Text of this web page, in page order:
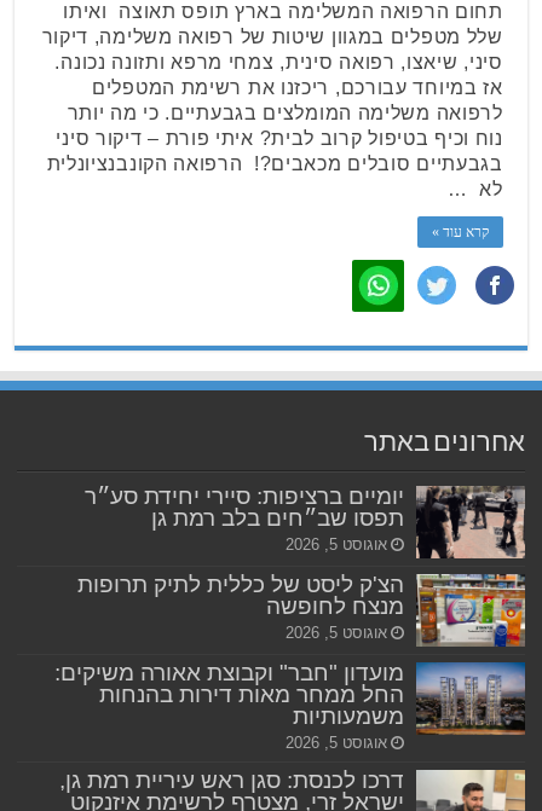
תחום הרפואה המשלימה בארץ תופס תאוצה ואיתו
שלל מטפלים במגוון שיטות של רפואה משלימה, דיקור
סיני, שיאצו, רפואה סינית, צמחי מרפא ותזונה נכונה.
אז במיוחד עבורכם, ריכזנו את רשימת המטפלים
לרפואה משלימה המומלצים בגבעתיים. כי מה יותר
נוח וכיף בטיפול קרוב לבית? איתי פורת – דיקור סיני
בגבעתיים סובלים מכאבים?! הרפואה הקונבנציונלית
לא …
קרא עוד »
אחרונים באתר
יומיים ברציפות: סיירי יחידת סע״ר
תפסו שב״חים בלב רמת גן
אוגוסט 5, 2026
הצ'ק ליסט של כללית לתיק תרופות
מנצח לחופשה
אוגוסט 5, 2026
מועדון "חבר" וקבוצת אאורה משיקים:
החל ממחר מאות דירות בהנחות
משמעותיות
אוגוסט 5, 2026
דרכו לכנסת: סגן ראש עיריית רמת גן,
ישראל זרי, מצטרף לרשימת איזנקוט